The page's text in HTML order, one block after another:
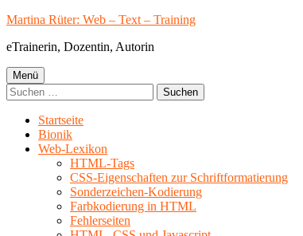
Springe
Inhalt
Martina Rüter: Web – Text – Training
eTrainerin, Dozentin, Autorin
Primäres
Menü
Menü
Suchen
nach:
Startseite
Bionik
Web-Lexikon
HTML-Tags
CSS-Eigenschaften zur Schriftformatierung
Sonderzeichen-Kodierung
Farbkodierung in HTML
Fehlerseiten